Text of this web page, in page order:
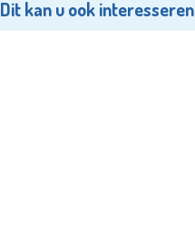
Dit kan u ook interesseren